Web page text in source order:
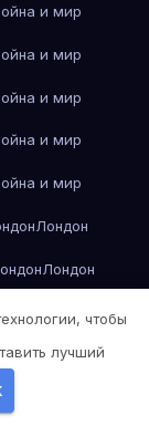
и мир
и мир
и мир
и мир
и мир
Лондон
Лондон
Лос-Анджелес
Лос-Анджелес
чтобы
лучший